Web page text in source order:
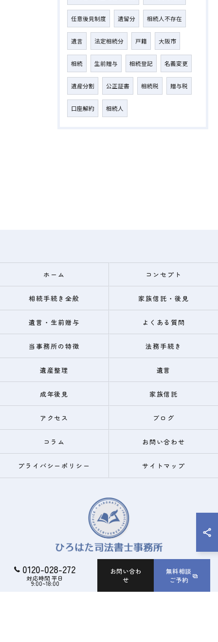
任意後見制度 遺留分 相続人不存在
遺言 法定相続分 戸籍 大阪市
相続 生前贈与 相続登記 名義変更
遺産分割 公正証書 相続税 贈与税
口座解約 相続人
0120-028-272
対応時間 平日
9:00~18:00
お問い合わ
せ
無料相談
ご予約
ホーム コンセプト
相続手続き全般 家族信託・後見
遺言・生前贈与 よくある質問
当事務所の特徴 法務手続き
遺産整理 遺言
成年後見 家族信託
アクセス ブログ
コラム お問い合わせ
プライバシーポリシー サイトマップ
© 2026 大阪市の相続ならひろはた司法書士事務所 ALL RIGHTS RESERVED.
お問い合わせはこちら